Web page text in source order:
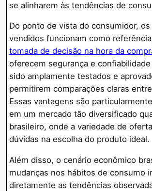
se alinharem às tendências de
Do ponto de vista do consumidor,
vendidos funcionam como
tomada de decisão na hora da
oferecem segurança e
sido amplamente testados e
permitirem comparações claras
Essas vantagens são
em um mercado tão diversificado
brasileiro, onde a variedade de
dúvidas na escolha do produto ideal.
Além disso, o cenário econômico
mudanças nos hábitos de consumo
diretamente as tendências